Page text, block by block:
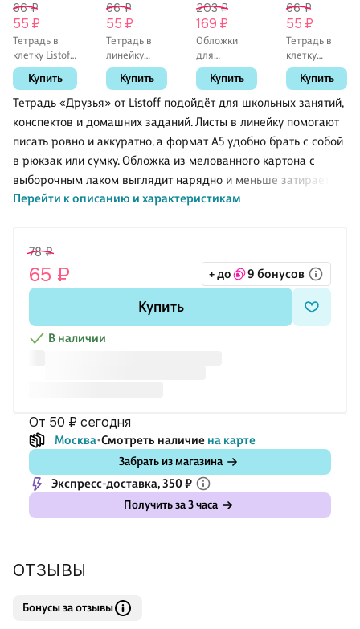
Тетрадь «Друзья» от Listoff подойдёт для школьных занятий,
конспектов и домашних заданий. Листы в линейку помогают
писать ровно и аккуратно, а формат А5 удобно брать с собой
в рюкзак или сумку. Обложка из мелованного картона с
выборочным лаком выглядит нарядно и меньше затирается
в дороге. Крепление на скрепке надёжно держит блок и
конкретного дизайна недоступен.
Перейти к описанию и характеристикам
66 ₽
55 ₽
Тетрадь в
клетку Listoff
«Классическая
серия» в
ассортименте,
18 листов
Купить
66 ₽
55 ₽
Тетрадь в
линейку
Listoff
«Классическая
серия» в
18 листов
Купить
203 ₽
169 ₽
Обложки
для
тетрадей и
дневников,
100 мкм,
Топ-Спин, 10
штук
Купить
66 ₽
55 ₽
Тетрадь в
клетку
Hatber
«Ботаника.
Крафт» в
18 листов
Купить
78 ₽
65 ₽ + до 9 бонусов
Купить
В наличии
от 50 ₽ сегодня
Москва Смотреть наличие на карте
Забрать из магазина
Экспресс-доставка, 350 ₽
Получить за 3 часа
ОТЗЫВЫ
Бонусы за отзывы